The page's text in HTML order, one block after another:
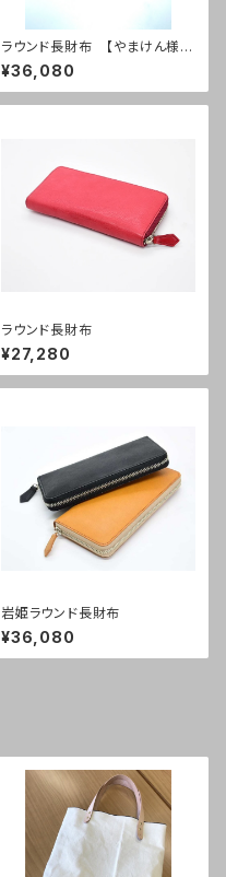
ラウンド長財布 【やまけん様プ
レゼンツ】短角牛・大嵐君の皮製
品
¥36,080
ラウンド長財布
¥27,280
岩姫ラウンド長財布
¥36,080